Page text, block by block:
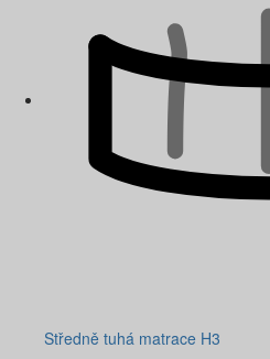
Středně tuhá matrace H3